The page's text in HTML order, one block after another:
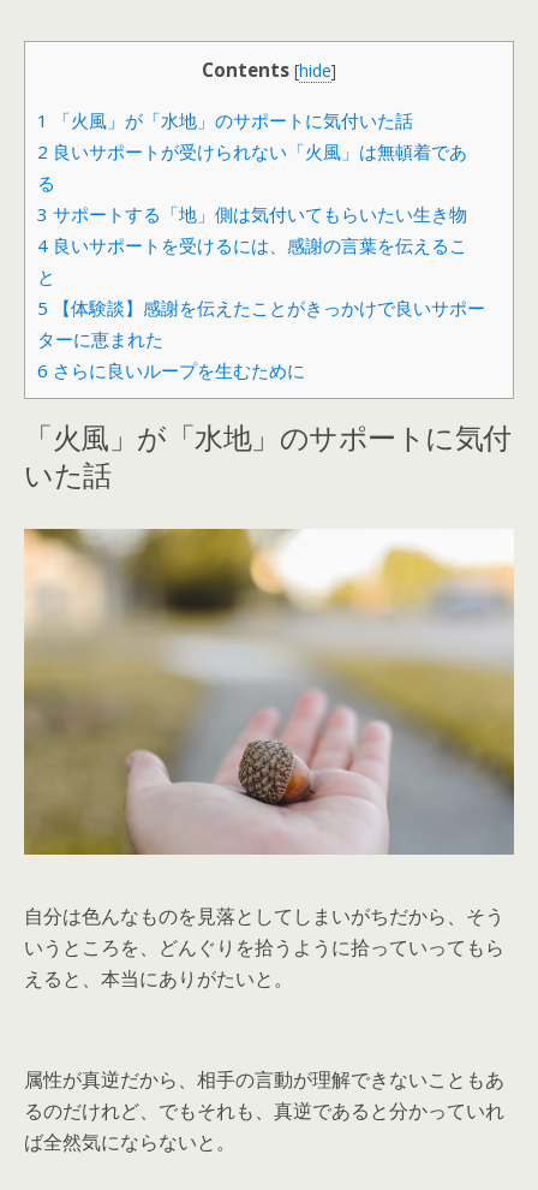
Contents [hide]
1
「火風」が「水地」のサポートに気付いた話
2 良いサポートが受けられない「火風」は無頓着であ
る
3 サポートする「地」側は気付いてもらいたい生き物
4 良いサポートを受けるには、感謝の言葉を伝えるこ
と
5 【体験談】感謝を伝えたことがきっかけで良いサポー
ターに恵まれた
6 さらに良いループを生むために
「火風」が「水地」のサポートに気付
いた話
自分は色んなものを見落としてしまいがちだから、そう
いうところを、どんぐりを拾うように拾っていってもら
えると、本当にありがたいと。
属性が真逆だから、相手の言動が理解できないこともあ
るのだけれど、でもそれも、真逆であると分かっていれ
ば全然気にならないと。